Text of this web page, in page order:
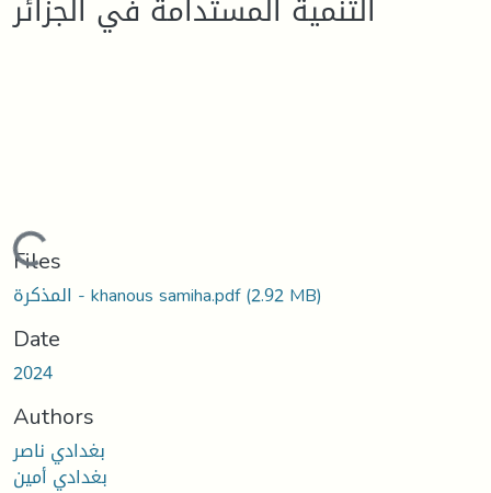
التنمية المستدامة في الجزائر
Loading...
Files
المذكرة - khanous samiha.pdf(2.92 MB)
Date
2024
Authors
بغدادي ناصر
بغدادي أمين